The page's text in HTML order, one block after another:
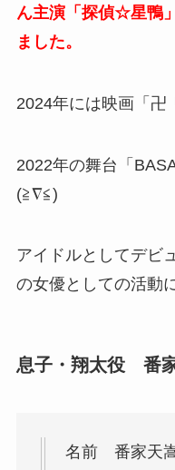
ん主演「探偵☆星鴨
ました。
2024年には映画「卍
2022年の舞台「
(≧∇≦)
アイドルとしてデビ
の女優としての活動
息子・翔太役 番
名前 番家天